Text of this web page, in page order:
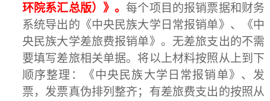
环院系汇总版）》。每个项目的报销票据和财务
系统导出的《中央民族大学日常报销单》、《中
央民族大学差旅费报销单》。无差旅支出的不需
要填写差旅相关单据。将以上材料按照从上到下
顺序整理：《中央民族大学日常报销单》、发
票，发票真伪排列整齐；有差旅费支出的按照从